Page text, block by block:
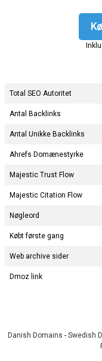
Total SEO Autoritet
Antal Backlinks
Antal Unikke Backlinks
Ahrefs Domænestyrke
Majestic Trust Flow
Majestic Citation Flow
Nøgleord
Købt første gang
Web archive sider
Dmoz link
Danish Domains - Swedish